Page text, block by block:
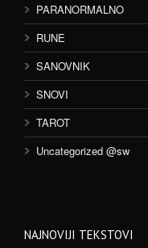
PARANORMALNO
RUNE
SANOVNIK
SNOVI
TAROT
Uncategorized @sw
NAJNOVIJI TEKSTOVI